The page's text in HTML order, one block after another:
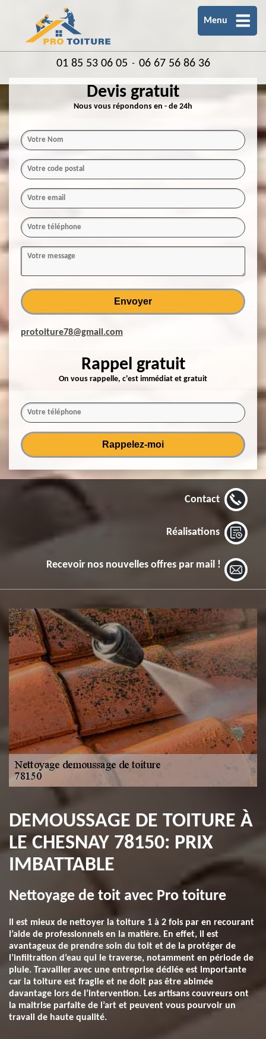
Menu
01 85 53 06 05 - 06 67 56 86 36
Devis gratuit
Nous vous répondons en - de 24h
protoiture78@gmail.com
Rappel gratuit
On vous rappelle, c'est immédiat et gratuit
Contact
Réalisations
Recevoir nos nouvelles offres par mail !
DEMOUSSAGE DE TOITURE À
LE CHESNAY 78150: PRIX
IMBATTABLE
Nettoyage de toit avec Pro toiture
Il est mieux de nettoyer la toiture 1 à 2 fois par en recourant
l’aide de professionnels en la matière. En effet, il est
avantageux de prendre soin du toit et de la protéger de
l’infiltration d’eau qui le traverse, notamment en période de
pluie. Travailler avec une entreprise dédiée est importante
car la toiture est fragile et ne doit pas être abimée
davantage lors de l’intervention. Les artisans couvreurs ont
la maitrise parfaite de l’art et peuvent vous pourvoir un
travail de haute qualité.